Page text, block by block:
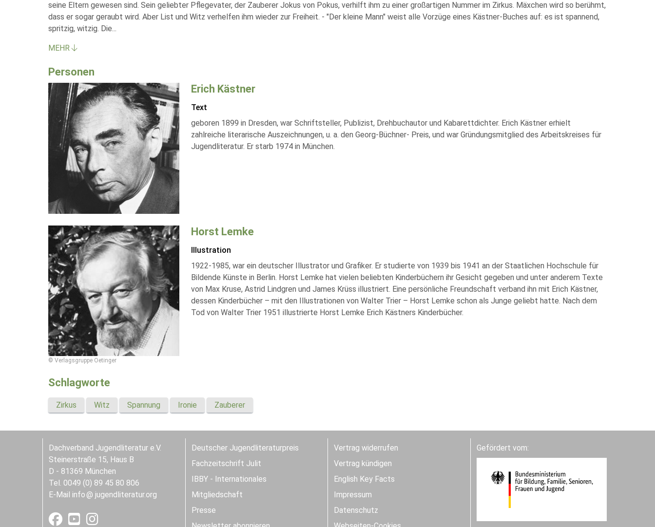
seine Eltern gewesen sind. Sein geliebter Pflegevater, der Zauberer Jokus von Pokus, verhilft ihm zu einer großartigen Nummer im Zirkus. Mäxchen wird so berühmt,
dass er sogar geraubt wird. Aber List und Witz verhelfen ihm wieder zur Freiheit. - "Der kleine Mann" weist alle Vorzüge eines Kästner-Buches auf: es ist spannend,
spritzig, witzig. Die...
MEHR
Personen
Erich Kästner
Text
geboren 1899 in Dresden, war Schriftsteller, Publizist, Drehbuchautor und Kabarettdichter. Erich Kästner erhielt
zahlreiche literarische Auszeichnungen, u. a. den Georg-Büchner- Preis, und war Gründungsmitglied des Arbeitskreises für
Jugendliteratur. Er starb 1974 in München.
© Verlagsgruppe Oetinger
Horst Lemke
Illustration
1922-1985, war ein deutscher Illustrator und Grafiker. Er studierte von 1939 bis 1941 an der Staatlichen Hochschule für
Bildende Künste in Berlin. Horst Lemke hat vielen beliebten Kinderbüchern ihr Gesicht gegeben und unter anderem Texte
von Max Kruse, Astrid Lindgren und James Krüss illustriert. Eine persönliche Freundschaft verband ihn mit Erich Kästner,
dessen Kinderbücher – mit den Illustrationen von Walter Trier – Horst Lemke schon als Junge geliebt hatte. Nach dem
Tod von Walter Trier 1951 illustrierte Horst Lemke Erich Kästners Kinderbücher.
Schlagworte
Zirkus Witz Spannung Ironie Zauberer
Dachverband Jugendliteratur e.V.
Steinerstraße 15, Haus B
D - 81369 München
Tel. 0049 (0) 89 45 80 806
E-Mail info jugendliteratur.org
Deutscher Jugendliteraturpreis
Fachzeitschrift Julit
IBBY - Internationales
Mitgliedschaft
Presse
Vertrag widerrufen
Vertrag kündigen
English Key Facts
Impressum
Datenschutz
Gefördert vom: